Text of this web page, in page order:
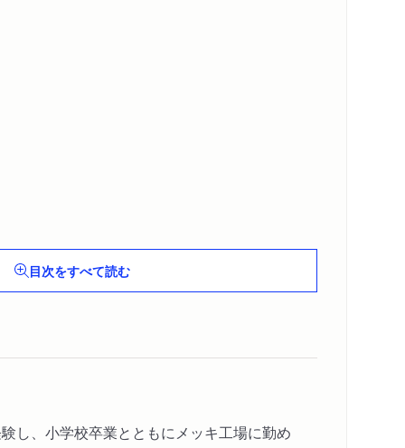
目次をすべて読む
し、小学校卒業とともにメッキ工場に勤め